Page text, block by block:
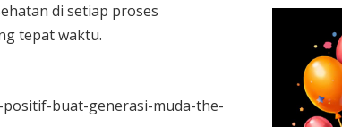
di setiap proses
tepat waktu.
buat-generasi-muda-the-